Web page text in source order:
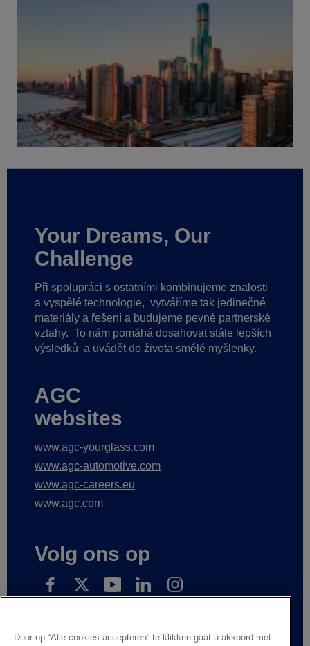
Your Dreams, Our
Challenge
Při spolupráci s ostatními kombinujeme znalosti
a vyspělé technologie, vytváříme tak jedinečné
materiály a řešení a budujeme pevné partnerské
vztahy. To nám pomáhá dosahovat stále lepších
výsledků a uvádět do života smělé myšlenky.
AGC
websites
www.agc-yourglass.com
www.agc-automotive.com
www.agc-careers.eu
www.agc.com
Volg ons op
Přihlaste se k odběru našich novinek
Door op “Alle cookies accepteren” te klikken gaat u akkoord met